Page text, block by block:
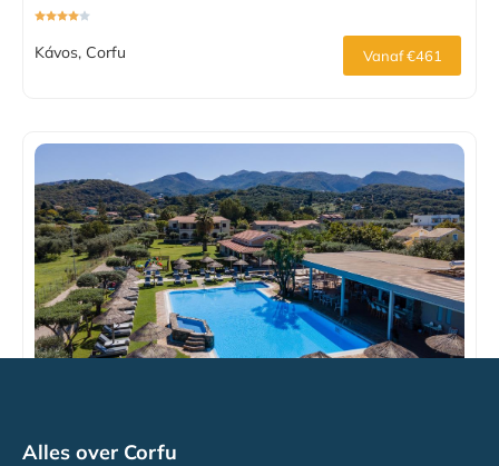
Kávos, Corfu Vanaf €461
Alles over Corfu